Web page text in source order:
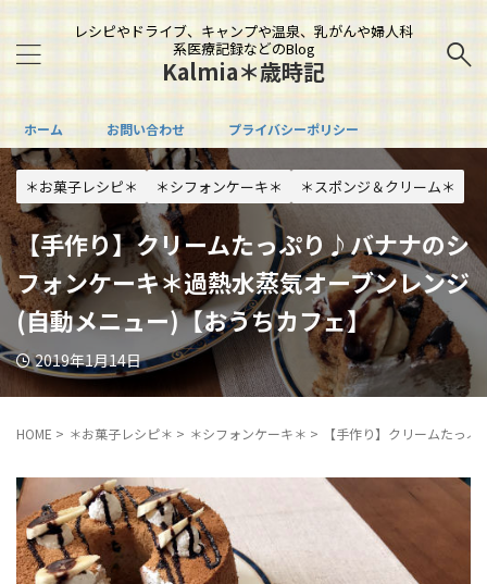
レシピやドライブ、キャンプや温泉、乳がんや婦人科
系医療記録などのBlog
Kalmia＊歳時記
ホーム お問い合わせ プライバシーポリシー
＊お菓子レシピ＊ ＊シフォンケーキ＊ ＊スポンジ＆クリーム＊
【手作り】クリームたっぷり♪バナナのシ
フォンケーキ＊過熱水蒸気オーブンレンジ
(自動メニュー)【おうちカフェ】
2019年1月14日
HOME > ＊お菓子レシピ＊ > ＊シフォンケーキ＊ > 【手作り】クリームたっ